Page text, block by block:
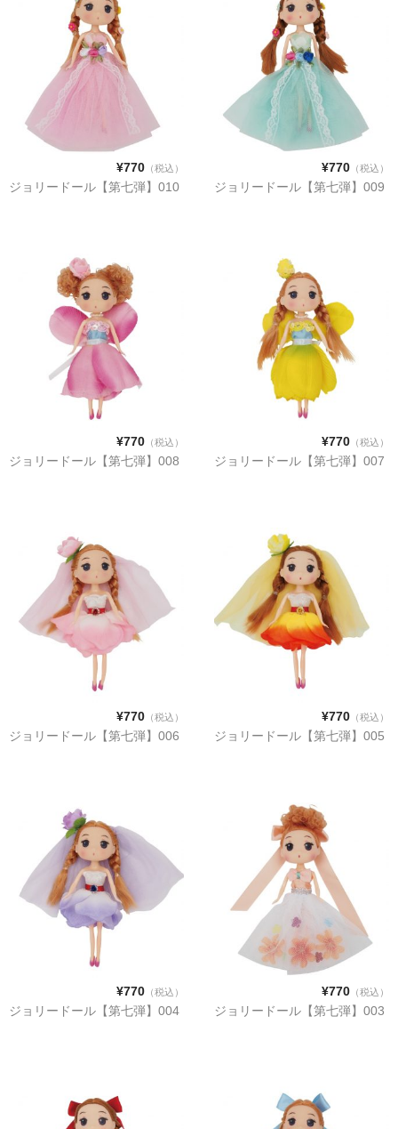
【第一弾】
COLOR
PINK
RED
PURPLE
GREEN
ORANGE
SALMON PINK
¥770（税込）
ジョリードール【第七弾】010
¥770（税込）
ジョリードール【第七弾】009
¥770（税込）
ジョリードール【第七弾】008
¥770（税込）
ジョリードール【第七弾】007
¥770（税込）
ジョリードール【第七弾】006
¥770（税込）
ジョリードール【第七弾】005
¥770（税込）
ジョリードール【第七弾】004
¥770（税込）
ジョリードール【第七弾】003